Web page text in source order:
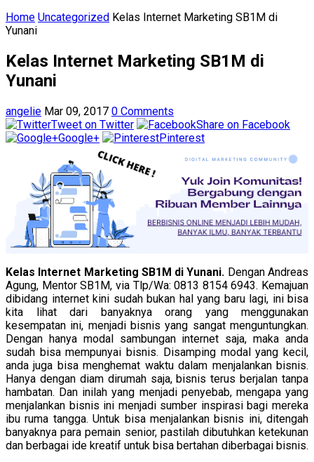
Home Uncategorized Kelas Internet Marketing SB1M di
Yunani
Kelas Internet Marketing SB1M di
Yunani
angelie Mar 09, 2017 0 Comments
Tweet on Twitter
Share on Facebook
Google+
Pinterest
Kelas Internet Marketing SB1M di Yunani. Dengan Andreas
Agung, Mentor SB1M, via Tlp/Wa: 0813 8154 6943. Kemajuan
dibidang internet kini sudah bukan hal yang baru lagi, ini bisa
kita lihat dari banyaknya orang yang menggunakan
kesempatan ini, menjadi bisnis yang sangat menguntungkan.
Dengan hanya modal sambungan internet saja, maka anda
sudah bisa mempunyai bisnis. Disamping modal yang kecil,
anda juga bisa menghemat waktu dalam menjalankan bisnis.
Hanya dengan diam dirumah saja, bisnis terus berjalan tanpa
hambatan. Dan inilah yang menjadi penyebab, mengapa yang
menjalankan bisnis ini menjadi sumber inspirasi bagi mereka
ibu ruma tangga. Untuk bisa menjalankan bisnis ini, ditengah
banyaknya para pemain senior, pastilah dibutuhkan ketekunan
dan berbagai ide kreatif untuk bisa bertahan diberbagai bisnis.